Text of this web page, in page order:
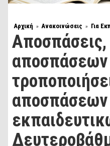
Αρχική » Ανακοινώσεις » Για
Αποσπάσεις,
αποσπάσεων
αποσπάσεων